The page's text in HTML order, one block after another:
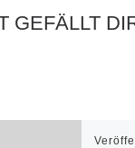
GEFÄLLT